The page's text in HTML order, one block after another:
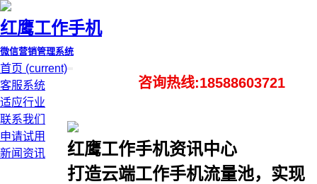
红鹰工作手机
微信营销管理系统
首页 (current)
客服系统
适应行业
联系我们
申请试用
新闻资讯
咨询热线:18588603721
红鹰工作手机资讯中心
打造云端工作手机流量池，实现